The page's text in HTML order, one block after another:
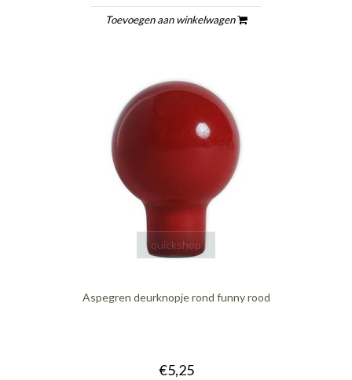
Toevoegen aan winkelwagen
quickshop
Aspegren deurknopje rond funny rood
€5,25